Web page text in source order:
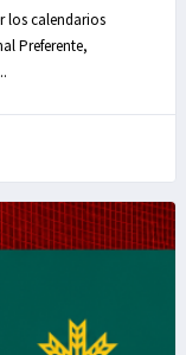
los calendarios
Preferente,